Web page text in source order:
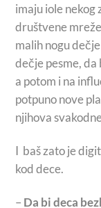
imaju iole nekog
društvene
malih nogu
dečje pesme,
a potom i na
potpuno nove
njihova
I baš zato je
kod dece.
– Da bi deca